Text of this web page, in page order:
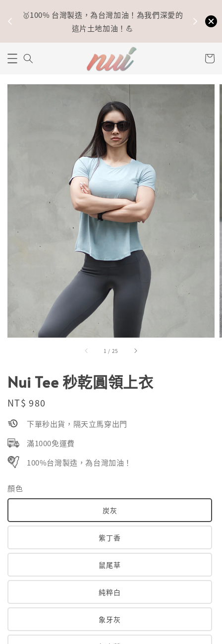
🥇100% 台灣製造，為台灣加油！為我們深愛的
這片土地加油！💪
1 / 25
Nui Tee 秒乾圓領上衣
Regular
NT$ 980
下單秒出貨，隔天立馬穿出門
滿1000免運費
100%台灣製造，為台灣加油！
顏色
炭灰
紫丁香
鼠尾草
純粹白
象牙灰